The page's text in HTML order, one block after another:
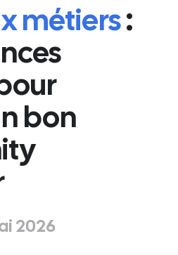
en ligne
Edition
connecter
métiers:
bon
2026